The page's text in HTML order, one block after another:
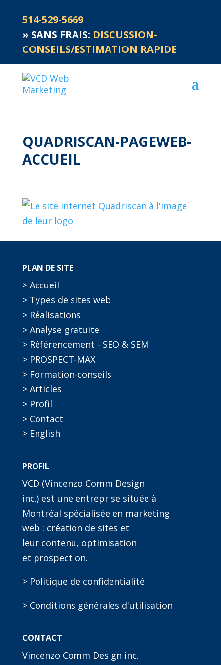
514-529-5669
» SANS FRAIS: DISCUSSION-
CONSEILS/ESTIMATION RAPIDE
QUADRISCAN-PAGEWEB-
ACCUEIL
PLAN DE SITE
> Accueil
> Types de sites web
> Réalisations
> Analyse gratuite
> Référencement - SEO & SEM
> PROSPECT-MAX
> Formation-conseils
> Articles
> Profil
> Contact
> English
PROFIL
VCD (Vincenzo Comm Design
inc.) est une entreprise située à
Montréal spécialisée en marketing
web : création de sites et
leur contenu, optimisation
et prospection.
> Politique de confidentialité
> Conditions générales d'utilisation
CONTACT
Vincenzo Comm Design inc.